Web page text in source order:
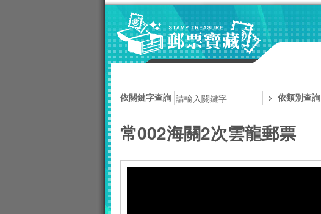
依關鍵字查詢 > 依類別查詢
常002海關2次雲龍郵票